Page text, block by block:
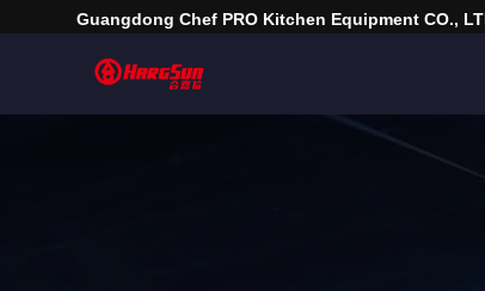
Guangdong Chef PRO Kitchen Equipment CO.,